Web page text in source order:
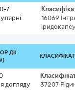
7
16069
ДК
догляду
37207